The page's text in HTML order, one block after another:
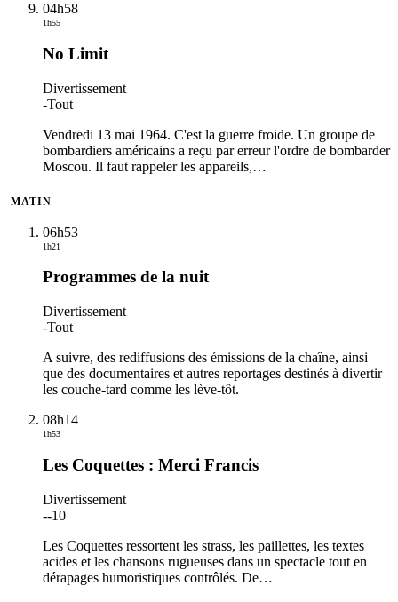
04h58
1h55
No Limit
Divertissement
-Tout
Vendredi 13 mai 1964. C'est la guerre froide. Un groupe de
bombardiers américains a reçu par erreur l'ordre de bombarder
Moscou. Il faut rappeler les appareils,…
MATIN
06h53
1h21
Programmes de la nuit
Divertissement
-Tout
A suivre, des rediffusions des émissions de la chaîne, ainsi
que des documentaires et autres reportages destinés à divertir
les couche-tard comme les lève-tôt.
08h14
1h53
Les Coquettes : Merci Francis
Divertissement
--10
Les Coquettes ressortent les strass, les paillettes, les textes
acides et les chansons rugueuses dans un spectacle tout en
dérapages humoristiques contrôlés. De…